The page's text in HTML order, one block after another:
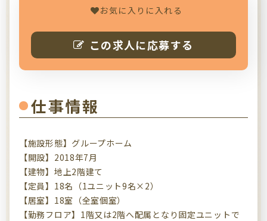
お気に入りに入れる
この求人に応募する
仕事情報
【施設形態】グループホーム
【開設】2018年7月
【建物】地上2階建て
【定員】18名（1ユニット9名×2）
【居室】18室（全室個室）
【勤務フロア】1階又は2階へ配属となり固定ユニットで